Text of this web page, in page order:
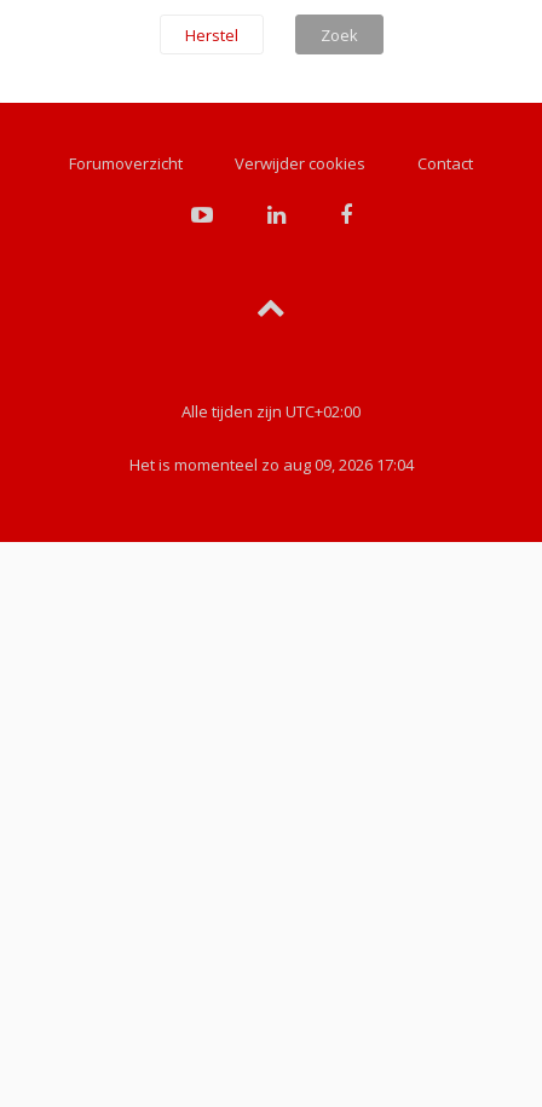
Forumoverzicht Verwijder cookies Contact
Alle tijden zijn UTC+02:00
Het is momenteel zo aug 09, 2026 17:04